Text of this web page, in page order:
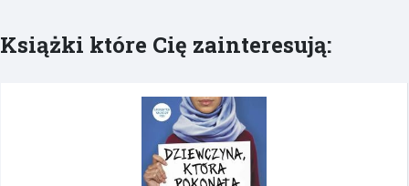
Książki które Cię zainteresują: